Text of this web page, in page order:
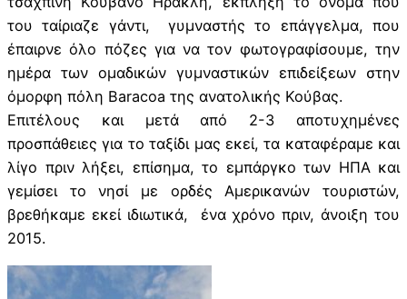
του ταίριαζε γάντι, γυμναστής το επάγγελμα, που
έπαιρνε όλο πόζες για να τον φωτογραφίσουμε, την
ημέρα των ομαδικών γυμναστικών επιδείξεων στην
όμορφη πόλη Baracoa της ανατολικής Κούβας.
Επιτέλους και μετά από 2-3 αποτυχημένες
προσπάθειες για το ταξίδι μας εκεί, τα καταφέραμε και
λίγο πριν λήξει, επίσημα, το εμπάργκο των ΗΠΑ και
γεμίσει το νησί με ορδές Αμερικανών τουριστών,
βρεθήκαμε εκεί ιδιωτικά, ένα χρόνο πριν, άνοιξη του
2015.